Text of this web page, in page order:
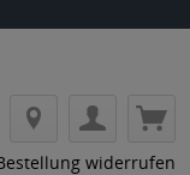
widerrufen